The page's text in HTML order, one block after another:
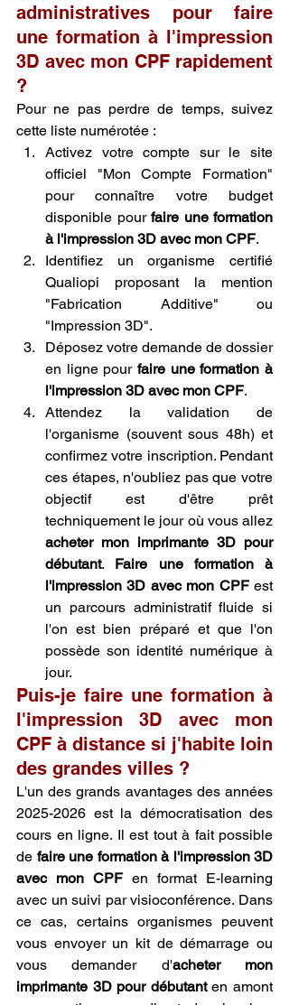
administratives pour faire
une formation à l'impression
3D avec mon CPF rapidement
?
Pour ne pas perdre de temps, suivez
cette liste numérotée :
Activez votre compte sur le site
officiel "Mon Compte Formation"
pour connaître votre budget
disponible pour faire une formation
à l'impression 3D avec mon CPF.
Identifiez un organisme certifié
Qualiopi proposant la mention
"Fabrication Additive" ou
"Impression 3D".
Déposez votre demande de dossier
en ligne pour faire une formation à
l'impression 3D avec mon CPF.
Attendez la validation de
l'organisme (souvent sous 48h) et
confirmez votre inscription. Pendant
ces étapes, n'oubliez pas que votre
objectif est d'être prêt
acheter mon imprimante 3D pour
débutant. Faire une formation à
l'impression 3D avec mon CPF est
un parcours administratif fluide si
l'on est bien préparé et que l'on
possède son identité numérique à
jour.
Puis-je faire une formation à
l'impression 3D avec mon
CPF à distance si j'habite loin
des grandes villes ?
L'un des grands avantages des années
2025-2026 est la démocratisation des
cours en ligne. Il est tout à fait possible
de faire une formation à l'impression 3D
avec mon CPF en format E-learning
avec un suivi par visioconférence. Dans
ce cas, certains organismes peuvent
vous envoyer un kit de démarrage ou
vous demander d'acheter mon
imprimante 3D pour débutant en amont